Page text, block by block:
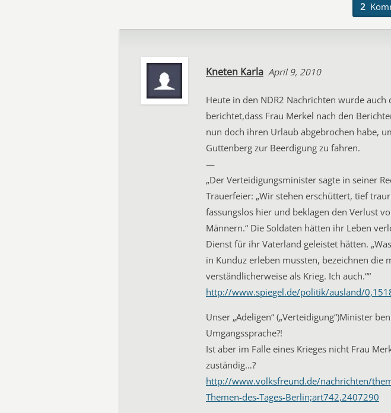
2
Kneten Karla April 9, 2010
Heute in den NDR2 Nachrichten wurde auch
berichtet,dass Frau Merkel nach den
nun doch ihren Urlaub abgebrochen habe,
Guttenberg zur Beerdigung zu fahren.
—
„Der Verteidigungsminister sagte in seiner
Trauerfeier: „Wir stehen erschüttert, tief
fassungslos hier und beklagen den Verlust
Männern.“ Die Soldaten hätten ihr Leben
Dienst für ihr Vaterland geleistet hätten.
in Kunduz erleben mussten, bezeichnen die
verständlicherweise als Krieg. Ich auch.““
http://www.spiegel.de/politik/ausland/
Unser „Adeligen“ („Verteidigung“)Minister
Umgangssprache?!
Ist aber im Falle eines Krieges nicht Frau
zuständig…?
http://www.volksfreund.de/nachrichten/
Themen-des-Tages-Berlin;art742,2407290